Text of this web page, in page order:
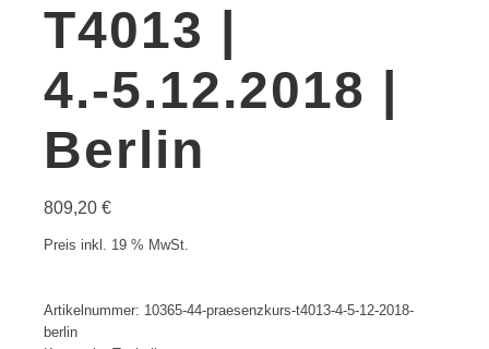
T4013 |
4.-5.12.2018 |
Berlin
809,20 €
Preis inkl. 19 % MwSt.
Artikelnummer: 10365-44-praesenzkurs-t4013-4-5-12-2018-
berlin